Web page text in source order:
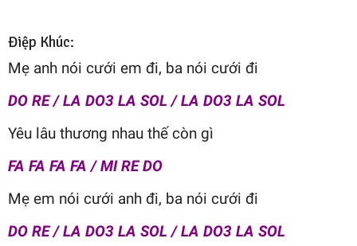
Điệp Khúc:
Mẹ anh nói cưới em đi, ba nói cưới đi
DO RE / LA DO3 LA SOL / LA DO3 LA SOL
Yêu lâu thương nhau thế còn gì
FA FA FA FA / MI RE DO
Mẹ em nói cưới anh đi, ba nói cưới đi
DO RE / LA DO3 LA SOL / LA DO3 LA SOL